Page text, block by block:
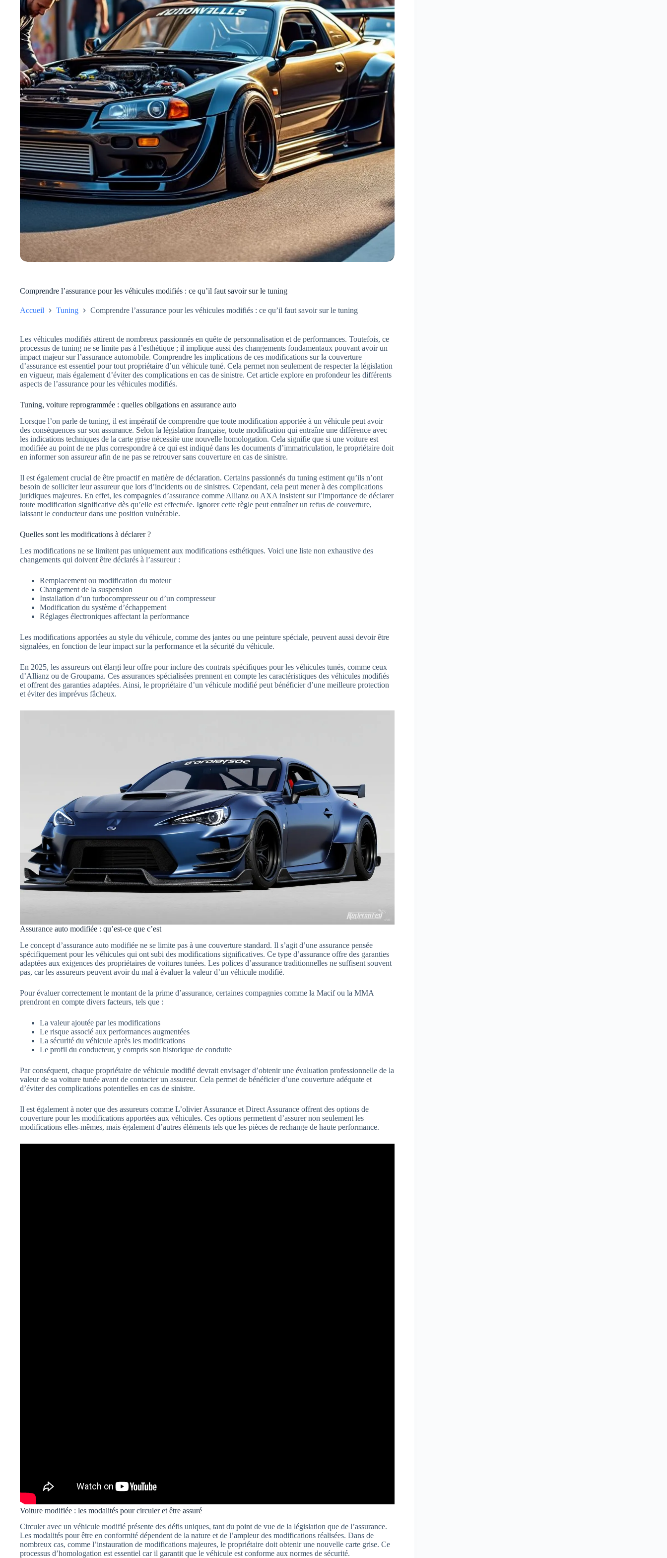
Comprendre l’assurance pour les véhicules modifiés : ce qu’il faut savoir sur le tuning
Accueil Tuning Comprendre l’assurance pour les véhicules modifiés : ce qu’il faut savoir sur le tuning
Les véhicules modifiés attirent de nombreux passionnés en quête de personnalisation et de performances. Toutefois, ce
processus de tuning ne se limite pas à l’esthétique ; il implique aussi des changements fondamentaux pouvant avoir un
impact majeur sur l’assurance automobile. Comprendre les implications de ces modifications sur la couverture
d’assurance est essentiel pour tout propriétaire d’un véhicule tuné. Cela permet non seulement de respecter la législation
en vigueur, mais également d’éviter des complications en cas de sinistre. Cet article explore en profondeur les différents
aspects de l’assurance pour les véhicules modifiés.
Tuning, voiture reprogrammée : quelles obligations en assurance auto
Lorsque l’on parle de tuning, il est impératif de comprendre que toute modification apportée à un véhicule peut avoir
des conséquences sur son assurance. Selon la législation française, toute modification qui entraîne une différence avec
les indications techniques de la carte grise nécessite une nouvelle homologation. Cela signifie que si une voiture est
modifiée au point de ne plus correspondre à ce qui est indiqué dans les documents d’immatriculation, le propriétaire doit
en informer son assureur afin de ne pas se retrouver sans couverture en cas de sinistre.
Il est également crucial de être proactif en matière de déclaration. Certains passionnés du tuning estiment qu’ils n’ont
besoin de solliciter leur assureur que lors d’incidents ou de sinistres. Cependant, cela peut mener à des complications
juridiques majeures. En effet, les compagnies d’assurance comme Allianz ou AXA insistent sur l’importance de déclarer
toute modification significative dès qu’elle est effectuée. Ignorer cette règle peut entraîner un refus de couverture,
laissant le conducteur dans une position vulnérable.
Quelles sont les modifications à déclarer ?
Les modifications ne se limitent pas uniquement aux modifications esthétiques. Voici une liste non exhaustive des
changements qui doivent être déclarés à l’assureur :
Remplacement ou modification du moteur
Changement de la suspension
Installation d’un turbocompresseur ou d’un compresseur
Modification du système d’échappement
Réglages électroniques affectant la performance
Les modifications apportées au style du véhicule, comme des jantes ou une peinture spéciale, peuvent aussi devoir être
signalées, en fonction de leur impact sur la performance et la sécurité du véhicule.
En 2025, les assureurs ont élargi leur offre pour inclure des contrats spécifiques pour les véhicules tunés, comme ceux
d’Allianz ou de Groupama. Ces assurances spécialisées prennent en compte les caractéristiques des véhicules modifiés
et offrent des garanties adaptées. Ainsi, le propriétaire d’un véhicule modifié peut bénéficier d’une meilleure protection
et éviter des imprévus fâcheux.
Assurance auto modifiée : qu’est-ce que c’est
Le concept d’assurance auto modifiée ne se limite pas à une couverture standard. Il s’agit d’une assurance pensée
spécifiquement pour les véhicules qui ont subi des modifications significatives. Ce type d’assurance offre des garanties
adaptées aux exigences des propriétaires de voitures tunées. Les polices d’assurance traditionnelles ne suffisent souvent
pas, car les assureurs peuvent avoir du mal à évaluer la valeur d’un véhicule modifié.
Pour évaluer correctement le montant de la prime d’assurance, certaines compagnies comme la Macif ou la MMA
prendront en compte divers facteurs, tels que :
La valeur ajoutée par les modifications
Le risque associé aux performances augmentées
La sécurité du véhicule après les modifications
Le profil du conducteur, y compris son historique de conduite
Par conséquent, chaque propriétaire de véhicule modifié devrait envisager d’obtenir une évaluation professionnelle de la
valeur de sa voiture tunée avant de contacter un assureur. Cela permet de bénéficier d’une couverture adéquate et
d’éviter des complications potentielles en cas de sinistre.
Il est également à noter que des assureurs comme L’olivier Assurance et Direct Assurance offrent des options de
couverture pour les modifications apportées aux véhicules. Ces options permettent d’assurer non seulement les
modifications elles-mêmes, mais également d’autres éléments tels que les pièces de rechange de haute performance.
Voiture modifiée : les modalités pour circuler et être assuré
Circuler avec un véhicule modifié présente des défis uniques, tant du point de vue de la législation que de l’assurance.
Les modalités pour être en conformité dépendent de la nature et de l’ampleur des modifications réalisées. Dans de
nombreux cas, comme l’instauration de modifications majeures, le propriétaire doit obtenir une nouvelle carte grise. Ce
processus d’homologation est essentiel car il garantit que le véhicule est conforme aux normes de sécurité.